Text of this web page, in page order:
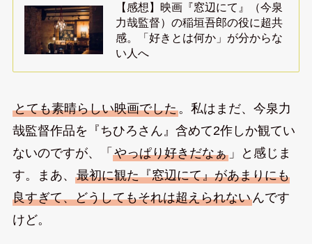
【感想】映画『窓辺にて』（今泉
力哉監督）の稲垣吾郎の役に超共
感。「好きとは何か」が分からな
い人へ
とても素晴らしい映画でした。私はまだ、今泉力
哉監督作品を『ちひろさん』含めて2作しか観てい
ないのですが、「 やっぱり好きだなぁ」と感じま
す。まあ、 最初に観た『窓辺にて』があまりにも
良すぎて、どうしてもそれは超えられないんです
けど。